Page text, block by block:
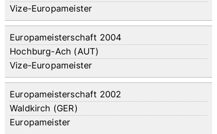
Vize-Europameister
Europameisterschaft 2004
Hochburg-Ach (AUT)
Vize-Europameister
Europameisterschaft 2002
Waldkirch (GER)
Europameister